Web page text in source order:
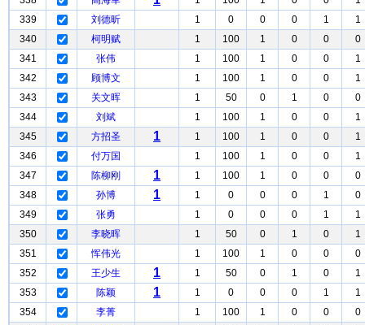
339
刘德昕 1 0 0 0 1
1
340
柯明赋 1 100 1 0 0
0
341
张伟 1 100 1 0 0
1
342
顾博文 1 100 1 0 0
1
343
关文晖 1 50 0 1 0
0
344
刘斌 1 100 1 0 0
1
345
方招圣 1 1 100 1 0 0
1
346
付万国 1 100 1 0 0
1
347
陈柳刚 1 1 100 1 0 0
0
348
孙博 1 1 0 0 0 1
0
349
张勇 1 0 0 0 1
1
350
李晓晖 1 50 0 1 0
1
351
恽伟光 1 100 1 0 0
0
352
王少生 1 1 50 0 1 0
1
353
陈颖 1 1 0 0 0 1
1
354
李菁 1 100 1 0 0
0